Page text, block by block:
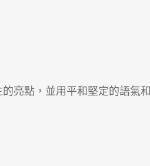
亮點，並用平和堅定的語氣和